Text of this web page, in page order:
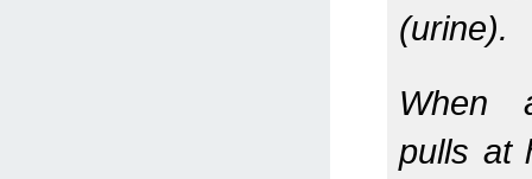
(urine).
When
pulls at